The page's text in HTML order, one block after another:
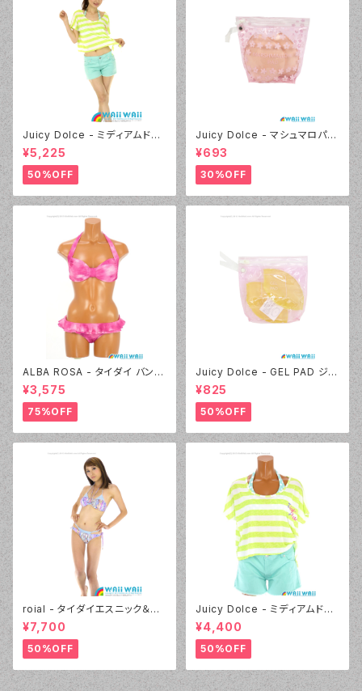
Juicy Dolce - ミディアムドッ
ト（4412 - 60:グリーン）
¥5,225
50%OFF
Juicy Dolce - マシュマロパッ
ド（032 - 40:イエロー）
¥693
30%OFF
ALBA ROSA - タイダイ バンド
ゥ（14407 - 12:ピンク）
¥3,575
75%OFF
Juicy Dolce - GEL PAD ジェ
ルパッド（030 - 40:イエロー）
¥825
50%OFF
roial - タイダイエスニック＆デ
ニムプリント（24405 - 80:パー
プル）
¥7,700
50%OFF
Juicy Dolce - ミディアムドッ
ト（3405 - 60:グリーン）
¥4,400
50%OFF